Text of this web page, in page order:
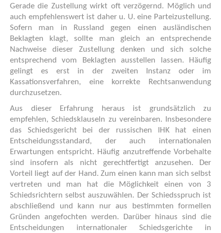
Gerade die Zustellung wirkt oft verzögernd. Möglich und
auch empfehlenswert ist daher u. U. eine Parteizustellung.
Sofern man in Russland gegen einen ausländischen
Beklagten klagt, sollte man gleich an entsprechende
Nachweise dieser Zustellung denken und sich solche
entsprechend vom Beklagten ausstellen lassen. Häufig
gelingt es erst in der zweiten Instanz oder im
Kassationsverfahren, eine korrekte Rechtsanwendung
durchzusetzen.
Aus dieser Erfahrung heraus ist grundsätzlich zu
empfehlen, Schiedsklauseln zu vereinbaren. Insbesondere
das Schiedsgericht bei der russischen IHK hat einen
Entscheidungsstandard, der auch internationalen
Erwartungen entspricht. Häufig anzutreffende Vorbehalte
sind insofern als nicht gerechtfertigt anzusehen. Der
Vorteil liegt auf der Hand. Zum einen kann man sich selbst
vertreten und man hat die Möglichkeit einen von 3
Schiedsrichtern selbst auszuwählen. Der Schiedsspruch ist
abschließend und kann nur aus bestimmten formellen
Gründen angefochten werden. Darüber hinaus sind die
Entscheidungen internationaler Schiedsgerichte in